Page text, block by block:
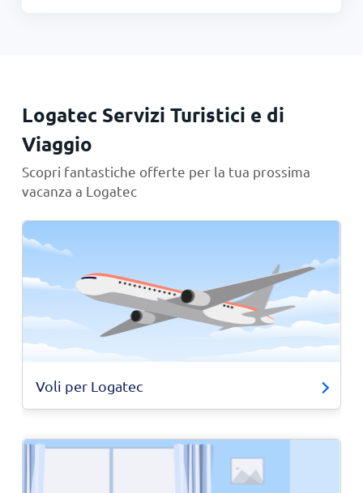
Logatec Servizi Turistici e di
Viaggio
Scopri fantastiche offerte per la tua prossima
vacanza a Logatec
Voli per Logatec